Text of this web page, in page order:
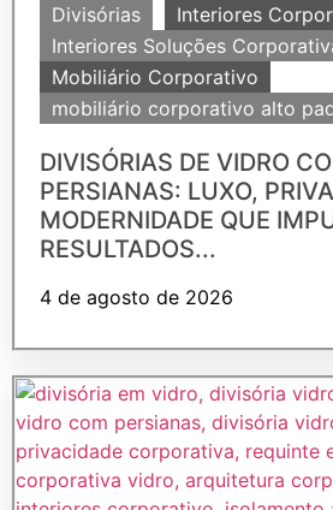
Divisórias
Interiores
Interiores Soluções
Mobiliário Corporativo
mobiliário corporativo alto
DIVISÓRIAS DE VIDRO
PERSIANAS: LUXO,
MODERNIDADE QUE
RESULTADOS...
4 de agosto de 2026